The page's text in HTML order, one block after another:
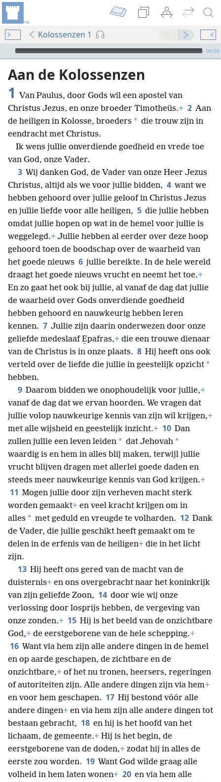
Kolossenzen 1
Audio Player
00:00
Aan de Kolossenzen
1 Van Paulus, door Gods wil een apostel van
Christus Jezus, en onze broeder Timotheüs.+ 2 Aan
de heiligen in Kolosse, broeders * die trouw zijn in
eendracht met Christus.
Ik wens jullie onverdiende goedheid en vrede toe
van God, onze Vader.
3 Wij danken God, de Vader van onze Heer Jezus
Christus, altijd als we voor jullie bidden, 4 want we
hebben gehoord over jullie geloof in Christus Jezus
en jullie liefde voor alle heiligen, 5 die jullie hebben
omdat jullie hopen op wat in de hemel voor jullie is
weggelegd.+ Jullie hebben al eerder over deze hoop
gehoord toen de boodschap over de waarheid van
het goede nieuws 6 jullie bereikte. In de hele wereld
draagt het goede nieuws vrucht en neemt het toe.+
En zo gaat het ook bij jullie, al vanaf de dag dat jullie
de waarheid over Gods onverdiende goedheid
hebben gehoord en nauwkeurig hebben leren
kennen. 7 Jullie zijn daarin onderwezen door onze
geliefde medeslaaf E̱pafras,+ die een trouwe dienaar
van de Christus is in onze plaats. 8 Hij heeft ons ook
verteld over de liefde die jullie in geestelijk opzicht *
hebben.
9 Daarom bidden we onophoudelijk voor jullie,+
vanaf de dag dat we ervan hoorden. We vragen dat
jullie volop nauwkeurige kennis van zijn wil krijgen,+
met alle wijsheid en geestelijk inzicht.+ 10 Dan
zullen jullie een leven leiden * dat Jehovah *
waardig is en hem in alles blij maken, terwijl jullie
vrucht blijven dragen met allerlei goede daden en
steeds meer nauwkeurige kennis van God krijgen.+
11 Mogen jullie door zijn verheven macht sterk
worden gemaakt+ en veel kracht krijgen om in
alles * met geduld en vreugde te volharden. 12 Dank
de Vader, die jullie geschikt heeft gemaakt om te
delen in de erfenis van de heiligen+ die in het licht
zijn.
13 Hij heeft ons gered van de macht van de
duisternis+ en ons overgebracht naar het koninkrijk
van zijn geliefde Zoon, 14 door wie wij onze
verlossing door losprijs hebben, de vergeving van
onze zonden.+ 15 Hij is het beeld van de onzichtbare
God,+ de eerstgeborene van de hele schepping.+
16 Want via hem zijn alle andere dingen in de hemel
en op aarde geschapen, de zichtbare en de
onzichtbare,+ of het nu tronen, heersers, regeringen
of autoriteiten zijn. Alle andere dingen zijn via hem+
en voor hem geschapen. 17 Hij bestond vóór alle
andere dingen+ en via hem zijn alle andere dingen tot
bestaan gebracht, 18 en hij is het hoofd van het
lichaam, de gemeente.+ Hij is het begin, de
eerstgeborene van de doden,+ zodat hij in alles de
eerste zou worden. 19 Want God wilde graag alle
volheid in hem laten wonen+ 20 en via hem alle